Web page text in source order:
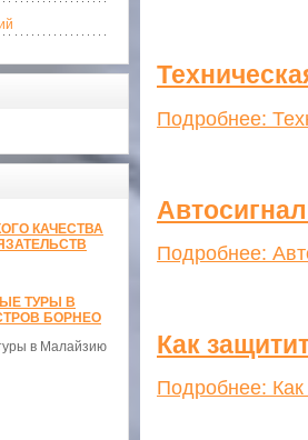
КАЧЕСТВА
ТУРЫ В
БОРНЕО
в Малайзию
Подробнее:
Подробнее:
Как
Подробнее: Как